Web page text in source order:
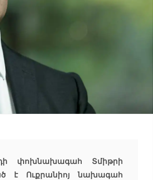
փոխնախագահ Տմիթրի
է Ուքրանիոյ նախագահ